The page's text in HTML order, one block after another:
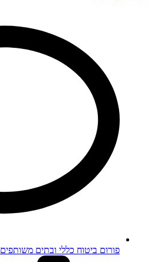
פורום ביטוח כללי ובתים משותפים